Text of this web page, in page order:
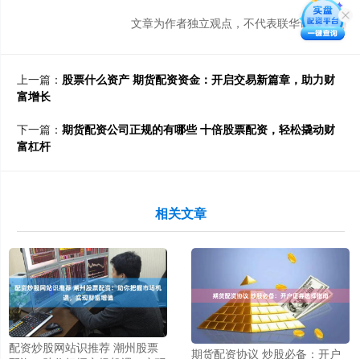
文章为作者独立观点，不代表联华证券观点
上一篇： 股票什么资产 期货配资资金：开启交易新篇章，助力财
富增长
下一篇： 期货配资公司正规的有哪些 十倍股票配资，轻松撬动财
富杠杆
相关文章
配资炒股网站识推荐 潮州股票
期货配资协议 炒股必备：开户